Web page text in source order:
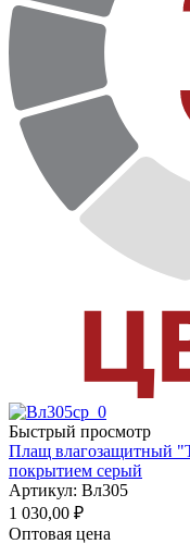
Быстрый просмотр
Плащ влагозащитный
покрытием серый
Артикул: Вл305
1 030,00 ₽
Оптовая цена